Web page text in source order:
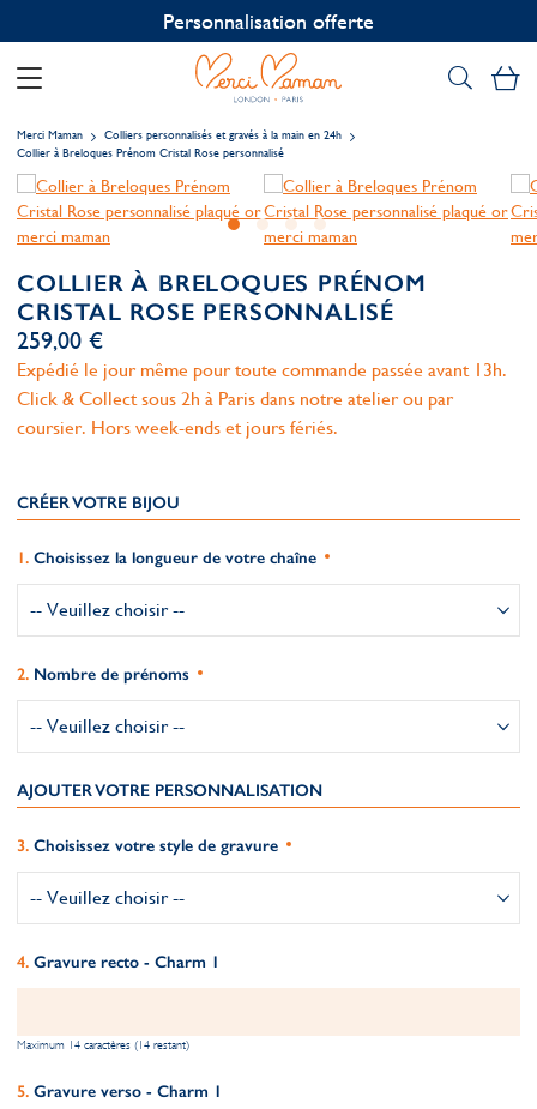
Personnalisation offerte
Merci Maman
Colliers personnalisés et gravés à la main en 24h
Collier à Breloques Prénom Cristal Rose personnalisé
COLLIER À BRELOQUES PRÉNOM
CRISTAL ROSE PERSONNALISÉ
259,00 €
Expédié le jour même pour toute commande passée avant 13h.
Click & Collect sous 2h à Paris dans notre atelier ou par
coursier. Hors week-ends et jours fériés.
CRÉER VOTRE BIJOU
Choisissez la longueur de votre chaîne
Nombre de prénoms
AJOUTER VOTRE PERSONNALISATION
Choisissez votre style de gravure
Gravure recto - Charm 1
Maximum 14 caractères (14 restant)
Gravure verso - Charm 1